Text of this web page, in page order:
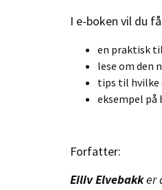
I e-boken vil du
en praktisk
lese om den
tips til hvilke
eksempel på
Forfatter:
Eiliv Elvebakker